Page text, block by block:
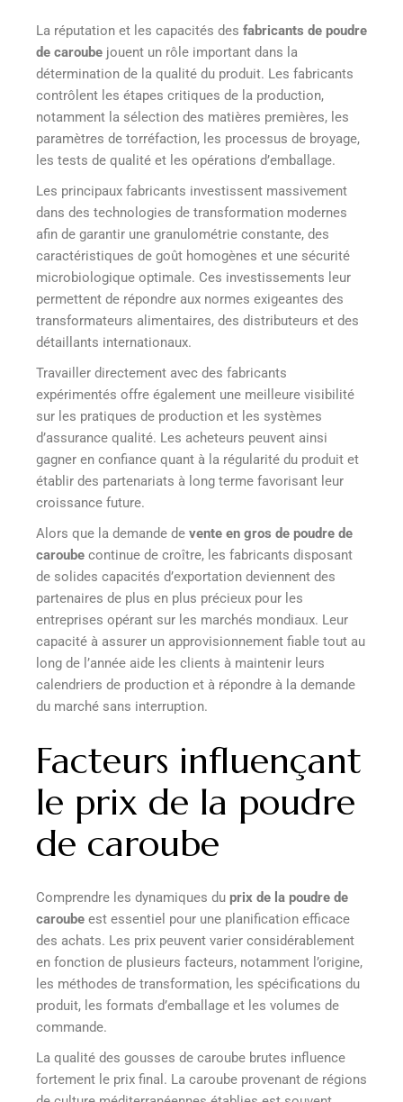
La réputation et les capacités des fabricants de poudre
de caroube jouent un rôle important dans la
détermination de la qualité du produit. Les fabricants
contrôlent les étapes critiques de la production,
notamment la sélection des matières premières, les
paramètres de torréfaction, les processus de broyage,
les tests de qualité et les opérations d’emballage.
Les principaux fabricants investissent massivement
dans des technologies de transformation modernes
afin de garantir une granulométrie constante, des
caractéristiques de goût homogènes et une sécurité
microbiologique optimale. Ces investissements leur
permettent de répondre aux normes exigeantes des
transformateurs alimentaires, des distributeurs et des
détaillants internationaux.
Travailler directement avec des fabricants
expérimentés offre également une meilleure visibilité
sur les pratiques de production et les systèmes
d’assurance qualité. Les acheteurs peuvent ainsi
gagner en confiance quant à la régularité du produit et
établir des partenariats à long terme favorisant leur
croissance future.
Alors que la demande de vente en gros de poudre de
caroube continue de croître, les fabricants disposant
de solides capacités d’exportation deviennent des
partenaires de plus en plus précieux pour les
entreprises opérant sur les marchés mondiaux. Leur
capacité à assurer un approvisionnement fiable tout au
long de l’année aide les clients à maintenir leurs
calendriers de production et à répondre à la demande
du marché sans interruption.
Facteurs influençant
le prix de la poudre
de caroube
Comprendre les dynamiques du prix de la poudre de
caroube est essentiel pour une planification efficace
des achats. Les prix peuvent varier considérablement
en fonction de plusieurs facteurs, notamment l’origine,
les méthodes de transformation, les spécifications du
produit, les formats d’emballage et les volumes de
commande.
La qualité des gousses de caroube brutes influence
fortement le prix final. La caroube provenant de régions